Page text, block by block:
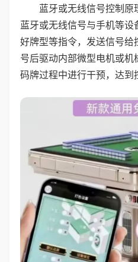
蓝牙或无线信号控制
蓝牙或无线信号与手机等
好牌型等指令，发送信号
号后驱动内部微型电机或机
码牌过程中进行干预，达到